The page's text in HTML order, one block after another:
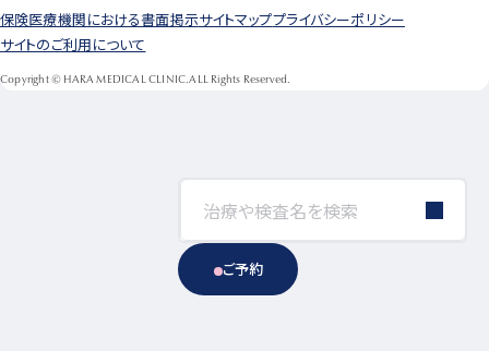
保険医療機関における書面掲示サイトマッププライバシーポリシー
サイトのご利用について
Copyright © HARA MEDICAL CLINIC.ALL Rights Reserved.
ご予約